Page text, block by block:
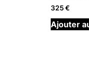
325€
Ajouter